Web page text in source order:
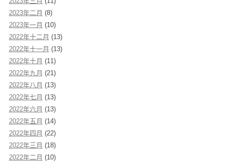
2023年二月 (8)
2023年一月 (10)
2022年十二月 (13)
2022年十一月 (13)
2022年十月 (11)
2022年九月 (21)
2022年八月 (13)
2022年七月 (13)
2022年六月 (13)
2022年五月 (14)
2022年四月 (22)
2022年三月 (18)
2022年二月 (10)